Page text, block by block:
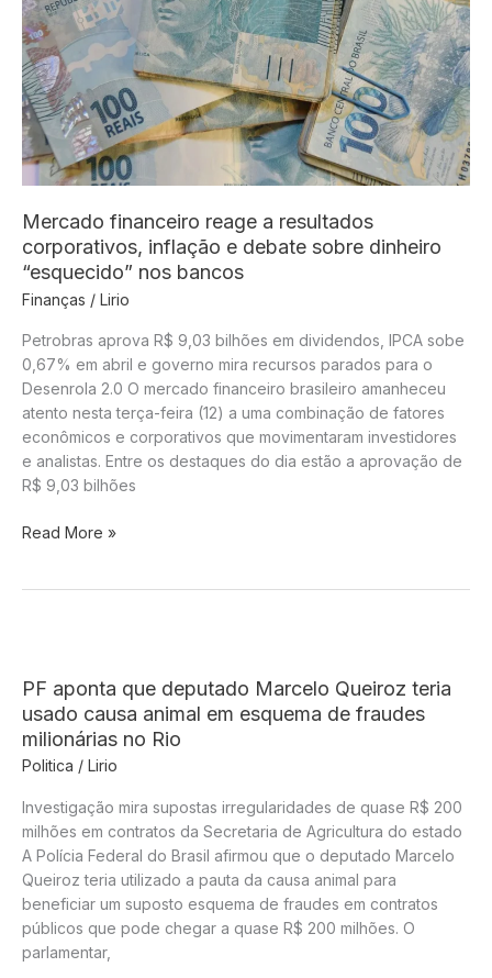
e
pode
restringir
acesso
de
menores
às
redes
Mercado financeiro reage a resultados
corporativos, inflação e debate sobre dinheiro
“esquecido” nos bancos
Finanças / Lirio
Petrobras aprova R$ 9,03 bilhões em dividendos, IPCA sobe
0,67% em abril e governo mira recursos parados para o
Desenrola 2.0 O mercado financeiro brasileiro amanheceu
atento nesta terça-feira (12) a uma combinação de fatores
econômicos e corporativos que movimentaram investidores
e analistas. Entre os destaques do dia estão a aprovação de
R$ 9,03 bilhões
Mercado
e
debate
sobre
dinheiro
“esquecido”
nos
bancos
Read More »
PF aponta que deputado Marcelo Queiroz teria
usado causa animal em esquema de fraudes
milionárias no Rio
Politica / Lirio
Investigação mira supostas irregularidades de quase R$ 200
milhões em contratos da Secretaria de Agricultura do estado
A Polícia Federal do Brasil afirmou que o deputado Marcelo
Queiroz teria utilizado a pauta da causa animal para
beneficiar um suposto esquema de fraudes em contratos
públicos que pode chegar a quase R$ 200 milhões. O
parlamentar,